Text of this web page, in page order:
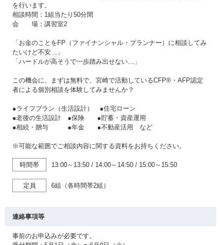
を行います。
相談時間：1組当たり50分間
会 場：講習室2
「お金のことをFP（ファイナンシャル・プランナー）に相談してみ
たいけど不安…」
「ハードルが高そうで一歩踏み出せない…」
この機会に、まずは無料で、宮崎で活動しているCFP®・AFP認定
者による個別相談を体験してみませんか？
●ライフプラン（生活設計） ●住宅ローン
●老後の生活設計 ●保険 ●貯蓄・資産運用
●相続・贈与 ●年金 ●不動産活用 など
※可能な範囲でご相談内容に関する資料をお持ちください。
時間帯 13:00～13:50 / 14:00～14:50 / 15:00～15:50
定員 6組（各時間帯2組）
連絡事項等
事前のお申込みが必要です。